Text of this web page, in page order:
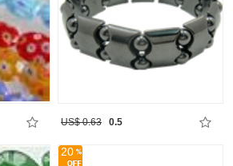
US$ 0.63 0.5
20